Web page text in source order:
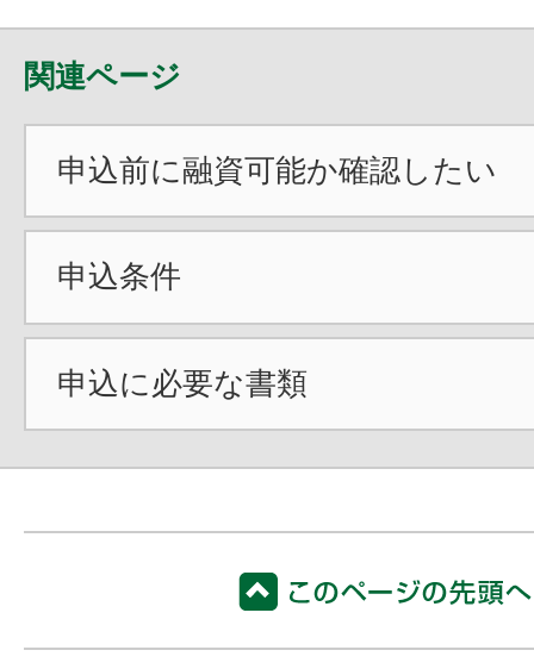
関連ページ
申込前に融資可能か確認したい
申込条件
申込に必要な書類